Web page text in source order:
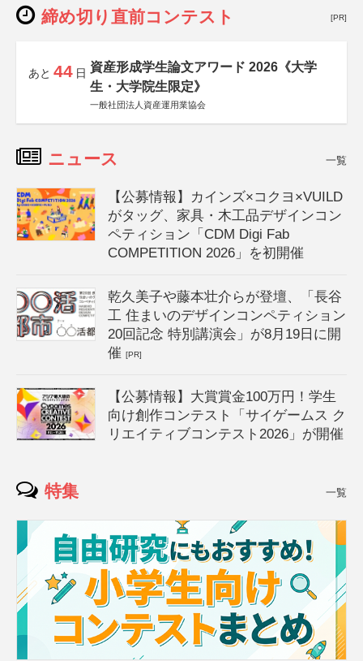
締め切り直前コンテスト [PR]
あと 44 日 資産形成学生論文アワード 2026《大学
生・大学院生限定》
一般社団法人資産運用業協会
ニュース 一覧
【公募情報】カインズ×コクヨ×VUILD
がタッグ、家具・木工品デザインコン
ペティション「CDM Digi Fab
COMPETITION 2026」を初開催
乾久美子や藤本壮介らが登壇、「長谷
工 住まいのデザインコンペティション
20回記念 特別講演会」が8月19日に開
催[PR]
【公募情報】大賞賞金100万円！学生
向け創作コンテスト「サイゲームス ク
リエイティブコンテスト2026」が開催
特集 一覧